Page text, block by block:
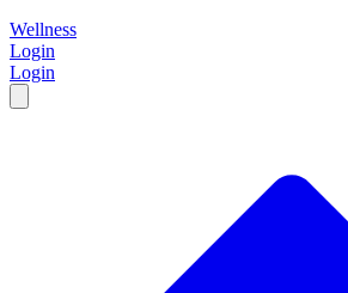
Wellness
Login
Login